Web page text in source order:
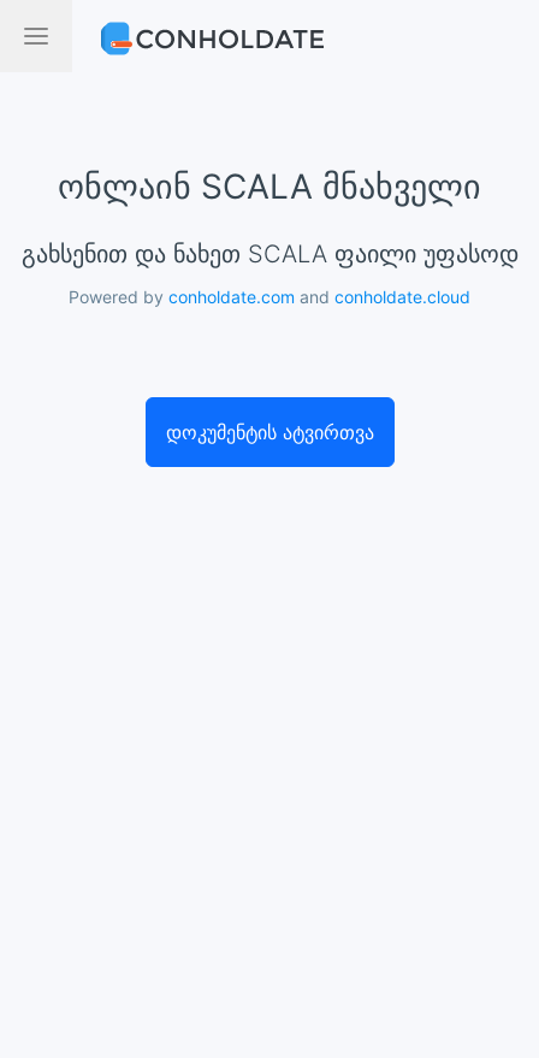
ონლაინ SCALA მნახველი
გახსენით და ნახეთ SCALA ფაილი უფასოდ
Powered by conholdate.com and conholdate.cloud
დოკუმენტის ატვირთვა